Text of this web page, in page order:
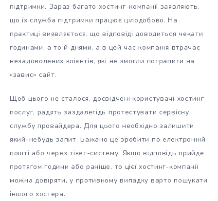
підтримки. Зараз багато хостинг-компанії заявляють,
що їх служба підтримки працює цілодобово. На
практиці виявляється, що відповіді доводиться чекати
годинами, а то й днями, а в цей час компанія втрачає
незадоволених клієнтів, які не змогли потрапити на
«завис» сайт.
Щоб цього не сталося, досвідчені користувачі хостинг-
послуг, радять заздалегідь протестувати сервісну
службу провайдера. Для цього необхідно залишити
який-небудь запит. Бажано це зробити по електронній
пошті або через тікет-систему. Якщо відповідь прийде
протягом години або раніше, то цієї хостинг-компанії
можна довіряти, у противному випадку варто пошукати
іншого хостера.